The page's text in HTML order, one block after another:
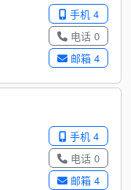
手机 4
电话 0
邮箱 4
手机 4
电话 0
邮箱 4